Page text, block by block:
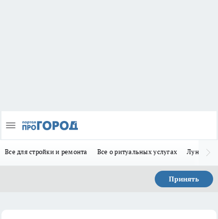
Все для стройки и ремонта Все о ритуальных услугах Лунно-
Принять